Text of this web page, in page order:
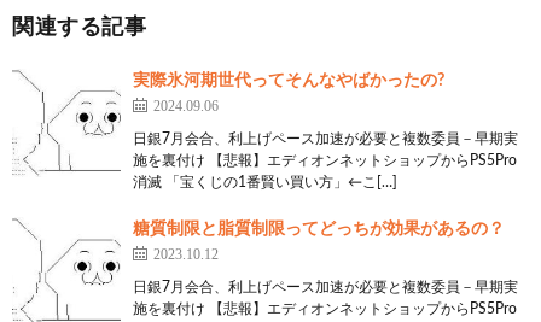
関連する記事
実際氷河期世代ってそんなやばかったの?
2024.09.06
日銀7月会合、利上げペース加速が必要と複数委員－早期実
施を裏付け 【悲報】エディオンネットショップからPS5Pro
消滅 「宝くじの1番賢い買い方」←こ[…]
糖質制限と脂質制限ってどっちが効果があるの？
2023.10.12
日銀7月会合、利上げペース加速が必要と複数委員－早期実
施を裏付け 【悲報】エディオンネットショップからPS5Pro